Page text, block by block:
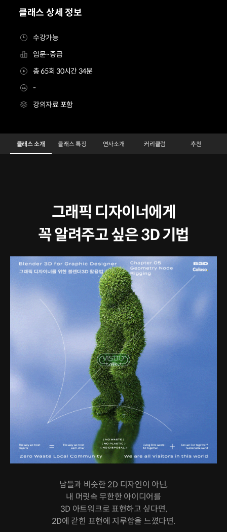
클래스 상세 정보
수강가능
입문~중급
총 65회 30시간 34분
-
강의자료 포함
그래픽 디자인 표현력 확장을 위한 3D 아트워크 Class Details
Configuration Information Shortcuts
클래스 소개 클래스 특징 연사소개 커리큘럼 추천
그래픽 디자이너에게
꼭 알려주고 싶은 3D 기법
남들과 비슷한 2D 디자인이 아닌,
내 머릿속 무한한 아이디어를
3D 아트워크로 표현하고 싶다면,
2D에 갇힌 표현에 지루함을 느꼈다면.